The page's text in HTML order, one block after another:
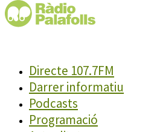
Directe 107.7FM
Darrer informatiu
Podcasts
Programació